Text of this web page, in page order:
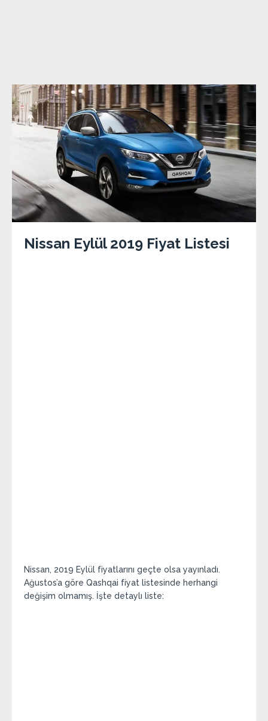
Nissan Eylül 2019 Fiyat Listesi
Nissan, 2019 Eylül fiyatlarını geçte olsa yayınladı.
Ağustos’a göre Qashqai fiyat listesinde herhangi
değişim olmamış. İşte detaylı liste: